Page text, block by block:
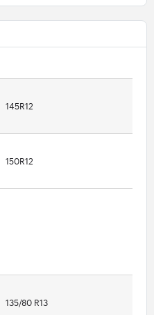
145R12
150R12
135/80 R13